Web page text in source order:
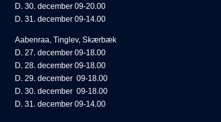
D. 30. december 09-20.00
D. 31. december 09-14.00
Aabenraa, Tinglev, Skærbæk
D. 27. december 09-18.00
D. 28. december 09-18.00
D. 29. december 09-18.00
D. 30. december 09-18.00
D. 31. december 09-14.00